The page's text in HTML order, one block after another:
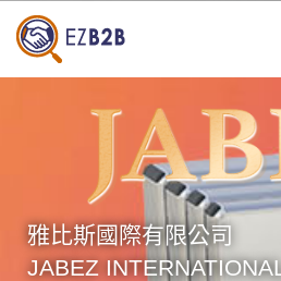
雅比斯國際有限公司
JABEZ